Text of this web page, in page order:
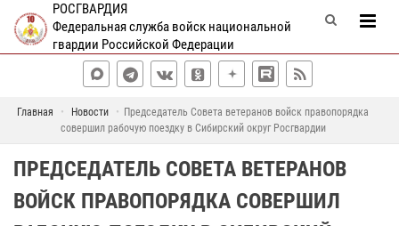
РОСГВАРДИЯ
Федеральная служба войск национальной
гвардии Российской Федерации
Главная Новости
Председатель Совета ветеранов войск правопорядка
совершил рабочую поездку в Сибирский округ Росгвардии
ПРЕДСЕДАТЕЛЬ СОВЕТА ВЕТЕРАНОВ
ВОЙСК ПРАВОПОРЯДКА СОВЕРШИЛ